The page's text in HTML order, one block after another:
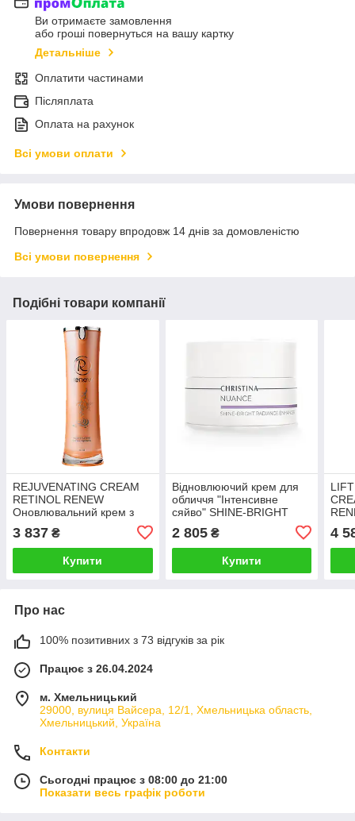
Ви отримаєте замовлення
або гроші повернуться на вашу картку
Детальніше
Оплатити частинами
Післяплата
Оплата на рахунок
Всі умови оплати
Умови повернення
Повернення товару впродовж 14 днів за домовленістю
Всі умови повернення
Подібні товари компанії
REJUVENATING CREAM
RETINOL RENEW
Оновлювальний крем з
3 837 ₴
Купити
Відновлюючий крем для
обличчя "Інтенсивне
сяйво" SHINE-BRIGHT
NUANCE CHRISTINA 50
мл
2 805₴
Купити
4
Про нас
100% позитивних з 73 відгуків за рік
Працює з 26.04.2024
м. Хмельницький
29000, вулиця Вайсера, 12/1, Хмельницька область,
Хмельницький, Україна
Контакти
Сьогодні працює з 08:00 до 21:00
Показати весь графік роботи